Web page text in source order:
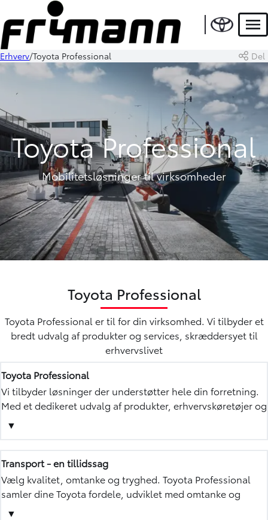
Erhverv Toyota Professional Del
Toyota Professional
Mobilitetsløsninger til virksomheder
Toyota Professional
Toyota Professional er til for din virksomhed. Vi tilbyder et
bredt udvalg af produkter og services, skræddersyet til
erhvervslivet
Toyota Professional
Vi tilbyder løsninger der understøtter hele din forretning.
Med et dedikeret udvalg af produkter, erhvervskøretøjer og
▼
Transport - en tillidssag
Vælg kvalitet, omtanke og tryghed. Toyota Professional
samler dine Toyota fordele, udviklet med omtanke og
▼